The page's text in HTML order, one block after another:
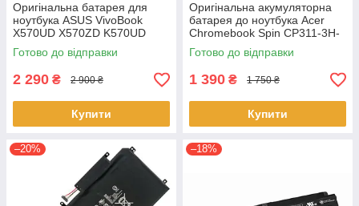
Оригінальна батарея для
ноутбука ASUS VivoBook
X570UD X570ZD K570UD
K570ZD R570UD R570ZD
F570UD - B31N1723
Готово до відправки
2 290 ₴ 2 900 ₴
Купити
Оригінальна акумуляторна
батарея до ноутбука Acer
Chromebook Spin CP311-3H-
K2RJ CP311-2H-C679 CP513-
1HL CP513-1H - AP16L8J
Готово до відправки
1 390 ₴ 1 750 ₴
Купити
–20% –18%